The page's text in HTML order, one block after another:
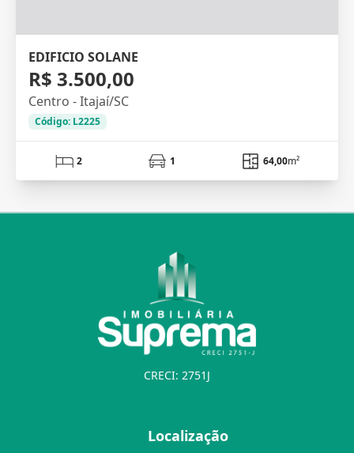
EDIFICIO SOLANE
R$ 3.500,00
Centro - Itajaí/SC
Código: L2225
2 1 64,00m²
CRECI: 2751J
Localização